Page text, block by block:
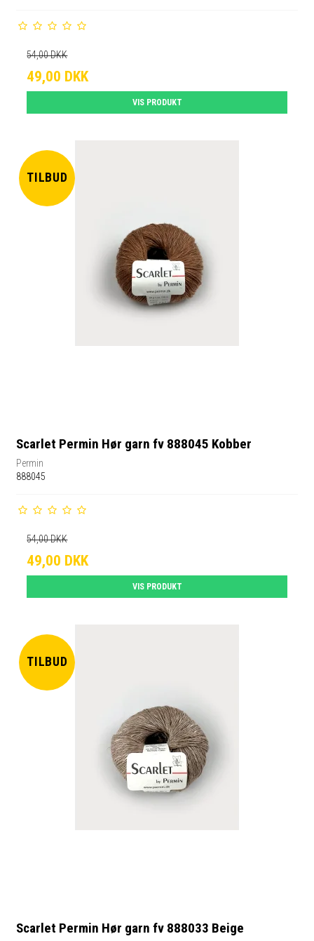
54,00 DKK
49,00 DKK
VIS PRODUKT
TILBUD
Scarlet Permin Hør garn fv 888045 Kobber
Permin
888045
54,00 DKK
49,00 DKK
VIS PRODUKT
TILBUD
Scarlet Permin Hør garn fv 888033 Beige